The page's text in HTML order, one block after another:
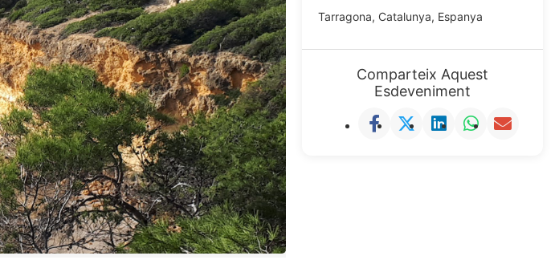
Tarragona, Catalunya, Espanya
Comparteix Aquest
Esdeveniment